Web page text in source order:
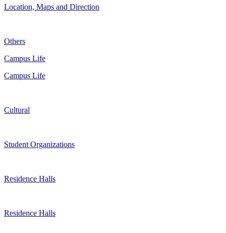
Location, Maps and Direction
Others
Campus Life
Campus Life
Cultural
Student Organizations
Residence Halls
Residence Halls